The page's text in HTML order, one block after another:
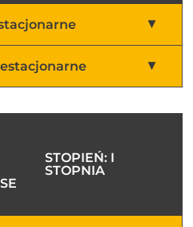
STOPIEŃ: I
STOPNIA